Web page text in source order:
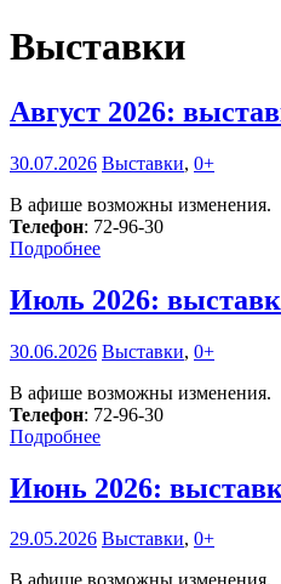
Выставки
Август 2026:
30.07.2026 Выставки, 0+
В афише возможны изменения.
Телефон: 72-96-30
Подробнее
Июль 2026:
30.06.2026 Выставки, 0+
В афише возможны изменения.
Телефон: 72-96-30
Подробнее
Июнь 2026:
29.05.2026 Выставки, 0+